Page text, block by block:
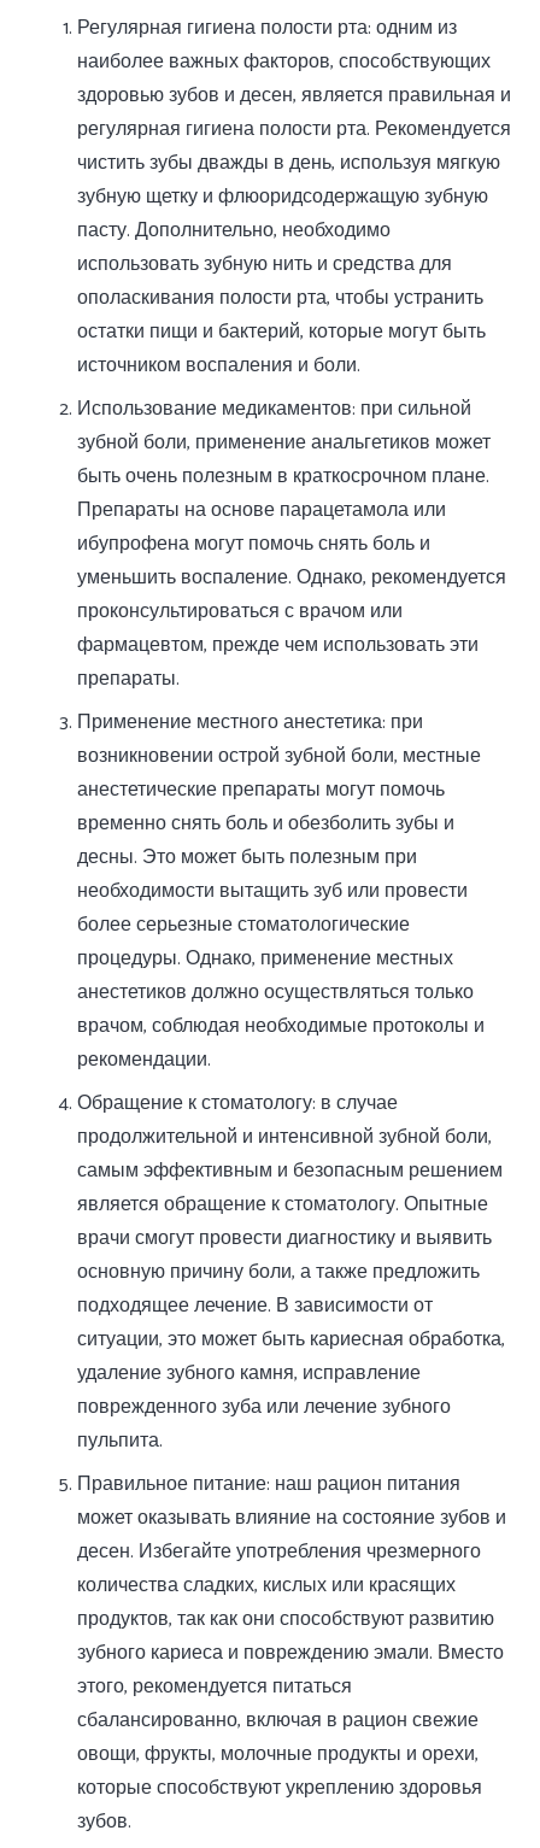
Регулярная гигиена полости рта: одним из
наиболее важных факторов, способствующих
здоровью зубов и десен, является правильная и
регулярная гигиена полости рта. Рекомендуется
чистить зубы дважды в день, используя мягкую
зубную щетку и флюоридсодержащую зубную
пасту. Дополнительно, необходимо
использовать зубную нить и средства для
ополаскивания полости рта, чтобы устранить
остатки пищи и бактерий, которые могут быть
источником воспаления и боли.
Использование медикаментов: при сильной
зубной боли, применение анальгетиков может
быть очень полезным в краткосрочном плане.
Препараты на основе парацетамола или
ибупрофена могут помочь снять боль и
уменьшить воспаление. Однако, рекомендуется
проконсультироваться с врачом или
фармацевтом, прежде чем использовать эти
препараты.
Применение местного анестетика: при
возникновении острой зубной боли, местные
анестетические препараты могут помочь
временно снять боль и обезболить зубы и
десны. Это может быть полезным при
необходимости вытащить зуб или провести
более серьезные стоматологические
процедуры. Однако, применение местных
анестетиков должно осуществляться только
врачом, соблюдая необходимые протоколы и
рекомендации.
Обращение к стоматологу: в случае
продолжительной и интенсивной зубной боли,
самым эффективным и безопасным решением
является обращение к стоматологу. Опытные
врачи смогут провести диагностику и выявить
основную причину боли, а также предложить
подходящее лечение. В зависимости от
ситуации, это может быть кариесная обработка,
удаление зубного камня, исправление
поврежденного зуба или лечение зубного
пульпита.
Правильное питание: наш рацион питания
может оказывать влияние на состояние зубов и
десен. Избегайте употребления чрезмерного
количества сладких, кислых или красящих
продуктов, так как они способствуют развитию
зубного кариеса и повреждению эмали. Вместо
этого, рекомендуется питаться
сбалансированно, включая в рацион свежие
овощи, фрукты, молочные продукты и орехи,
которые способствуют укреплению здоровья
зубов.